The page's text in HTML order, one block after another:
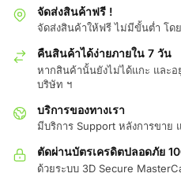
จัดส่งสินค้าฟรี !
จัดส่งสินค้าให้ฟรี ไม่มีขั้นต่ำ โด
คืนสินค้าได้ง่ายภายใน 7 วัน
หากสินค้านั้นยังไม่ได้แกะ และ
บริษัท ฯ
บริการของทางเรา
มีบริการ Support หลังการขาย
ตัดผ่านบัตรเครดิตปลอดภัย
ด้วยระบบ 3D Secure